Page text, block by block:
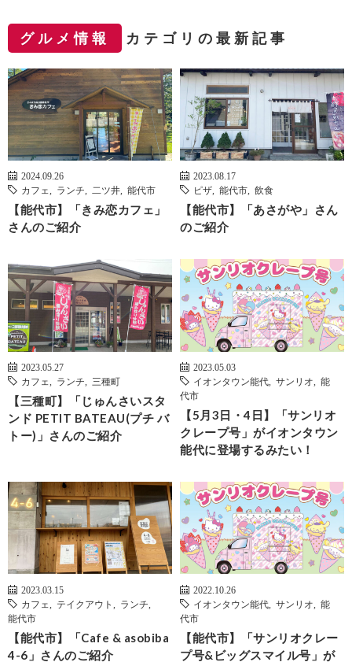
グルメ情報 カテゴリの最新記事
2024.09.26
カフェ
ランチ 二ツ井 能代市
【能代市】「きみ恋カフェ」
さんのご紹介
2023.08.17
ピザ
能代市 飲食
【能代市】「あさがや」さん
のご紹介
2023.05.27
カフェ
ランチ 三種町
【三種町】「じゅんさいスタ
ンド PETIT BATEAU(プチ バ
トー)」さんのご紹介
2023.05.03
イオンタウン能代
サンリオ
能
代市
【5月3日・4日】「サンリオ
クレープ号」がイオンタウン
能代に登場するみたい！
2023.03.15
カフェ
テイクアウト ランチ
能代市
【能代市】「Cafe & asobiba
4-6」さんのご紹介
2022.10.26
イオンタウン能代
サンリオ
能
代市
【能代市】「サンリオクレー
プ号&ビッグスマイル号」が